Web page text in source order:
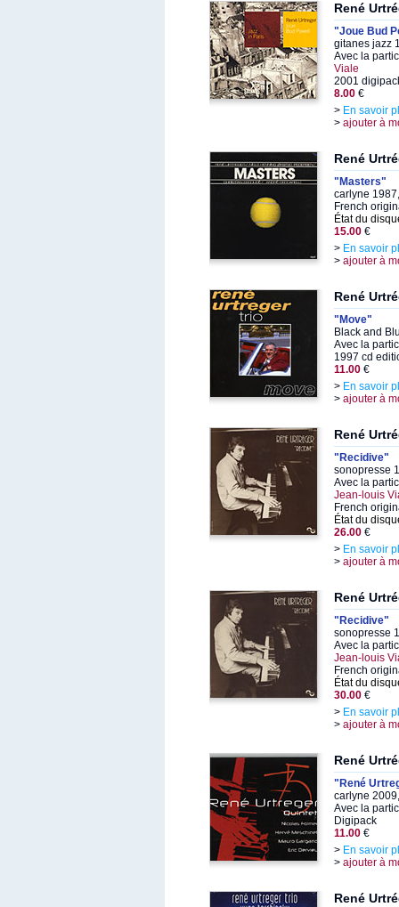
René
"Joue Bud
gitanes jazz
Avec la
Viale
2001
8.00 €
> En savoir
> ajouter à
René
"Masters"
carlyne
French
État du
15.00 €
> En savoir
> ajouter à
René
"Move"
Black and
Avec la
1997 cd
11.00 €
> En savoir
> ajouter à
René
"Recidive"
sonopresse
Avec la
Jean-louis
French
État du
26.00 €
> En savoir
> ajouter à
René
"Recidive"
sonopresse
Avec la
Jean-louis
French
État du
30.00 €
> En savoir
> ajouter à
René
"René
carlyne
Avec la
Digipack
11.00 €
> En savoir
> ajouter à
René